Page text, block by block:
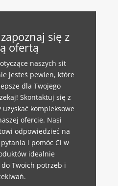
się z
ofertą
naszych sit
jesteś pewien, które
dla Twojego
Skontaktuj się z
kompleksowe
ofercie. Nasi
odpowiedzieć na
i pomóc Ci w
idealnie
Twoich potrzeb i